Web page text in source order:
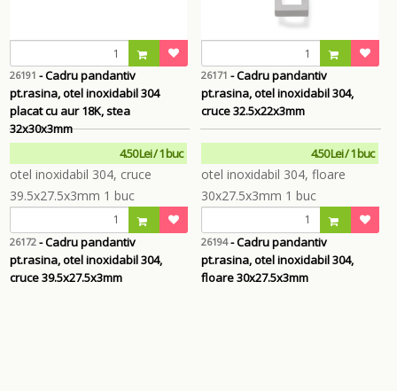
26191 - Cadru pandantiv
pt.rasina, otel inoxidabil 304
placat cu aur 18K, stea
32x30x3mm
26171 - Cadru pandantiv
pt.rasina, otel inoxidabil 304,
cruce 32.5x22x3mm
4.50 Lei / 1 buc
26172 - Cadru pandantiv
pt.rasina, otel inoxidabil 304,
cruce 39.5x27.5x3mm
4.50 Lei / 1 buc
26194- Cadru pandantiv
pt.rasina, otel inoxidabil 304,
floare 30x27.5x3mm